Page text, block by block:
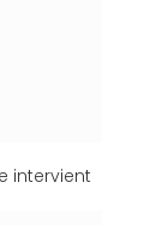
intervient